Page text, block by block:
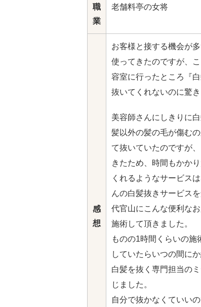
職
業
老舗料亭の女将
感
想
お客様と接する機会が
使ってきたのですが、
容室に行ったところ『
抜いてくれないのに驚き
美容師さんにしきりに
髪以外の髪の毛が傷む
て抜いていたのですが
きたため、時間もかか
くれるようなサービス
んの白髪抜きサービスを
代官山にこんな便利な
施術して頂きました。
ものの1時間くらいの施
していたらいつの間に
白髪を抜く専門担当の
じました。
自分で抜かなくていい